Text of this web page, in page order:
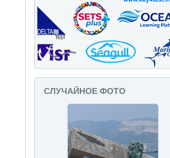
СЛУЧАЙНОЕ ФОТО